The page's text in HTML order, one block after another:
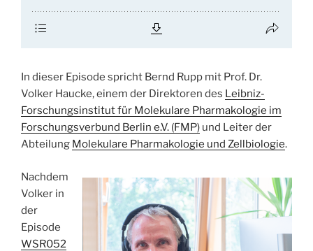
In dieser Episode spricht Bernd Rupp mit Prof. Dr.
Volker Haucke, einem der Direktoren des Leibniz-
Forschungsinstitut für Molekulare Pharmakologie im
Forschungsverbund Berlin e.V. (FMP) und Leiter der
Abteilung Molekulare Pharmakologie und Zellbiologie.
Nachdem
Volker in
der
Episode
WSR052